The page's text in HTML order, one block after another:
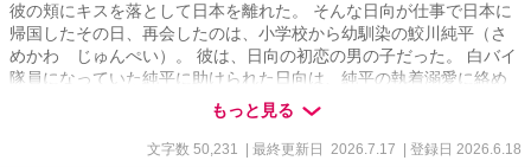
彼の頬にキスを落として日本を離れた。 そんな日向が仕事で日本に
帰国したその日、再会したのは、小学校から幼馴染の鮫川純平（さ
めかわ じゅんぺい）。 彼は、日向の初恋の男の子だった。 白バイ
隊員になっていた純平に助けられた日向は、純平の執着溺愛に絡め
取られ、気がつけば逃げ出せなくなっていて。 怒っていると思って
いた。 あんなキス、嫌だったのかなって。 なのに……。 「俺、お前
が好きすぎてお前以外じゃ勃たないんだ」 「ちゃんと死ぬまで責任
もっと見る
文字数 50,231 | 最終更新日 2026.7.17 | 登録日 2026.6.18